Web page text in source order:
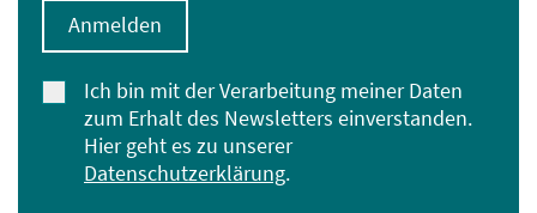
Ich bin mit der Verarbeitung meiner Daten
zum Erhalt des Newsletters einverstanden.
Hier geht es zu unserer
Datenschutzerklärung.
Anmelden